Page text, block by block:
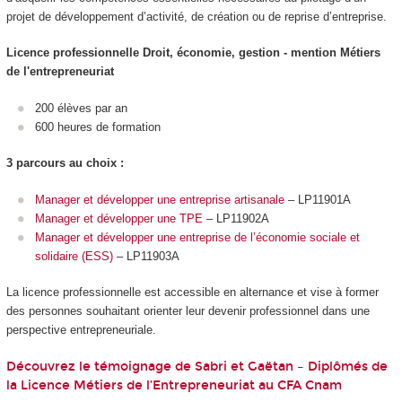
projet de développement d’activité, de création ou de reprise d’entreprise.
Licence professionnelle Droit, économie, gestion - mention Métiers
de l'entrepreneuriat
200 élèves par an
600 heures de formation
3 parcours au choix :
Manager et développer une entreprise artisanale – LP11901A
Manager et développer une TPE – LP11902A
Manager et développer une entreprise de l’économie sociale et
solidaire (ESS) – LP11903A
La licence professionnelle est accessible en alternance et vise à former
des personnes souhaitant orienter leur devenir professionnel dans une
perspective entrepreneuriale.
Découvrez le témoignage de Sabri et Gaëtan – Diplômés de
la Licence Métiers de l’Entrepreneuriat au CFA Cnam